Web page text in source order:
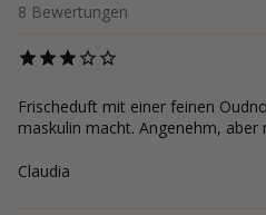
8 Bewertungen
Frischeduft mit einer feinen
maskulin macht. Angenehm, aber
Claudia